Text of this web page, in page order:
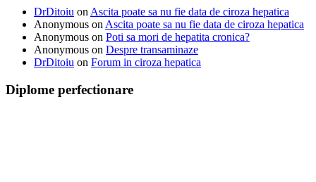
DrDitoiu on Ascita poate sa nu fie data de ciroza hepatica
Anonymous on Ascita poate sa nu fie data de ciroza hepatica
Anonymous on Poti sa mori de hepatita cronica?
Anonymous on Despre transaminaze
DrDitoiu on Forum in ciroza hepatica
Diplome perfectionare